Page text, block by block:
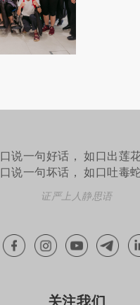
口说一句好话， 如口出莲花
口说一句坏话， 如口吐毒蛇
证严上人静思语
关注我们